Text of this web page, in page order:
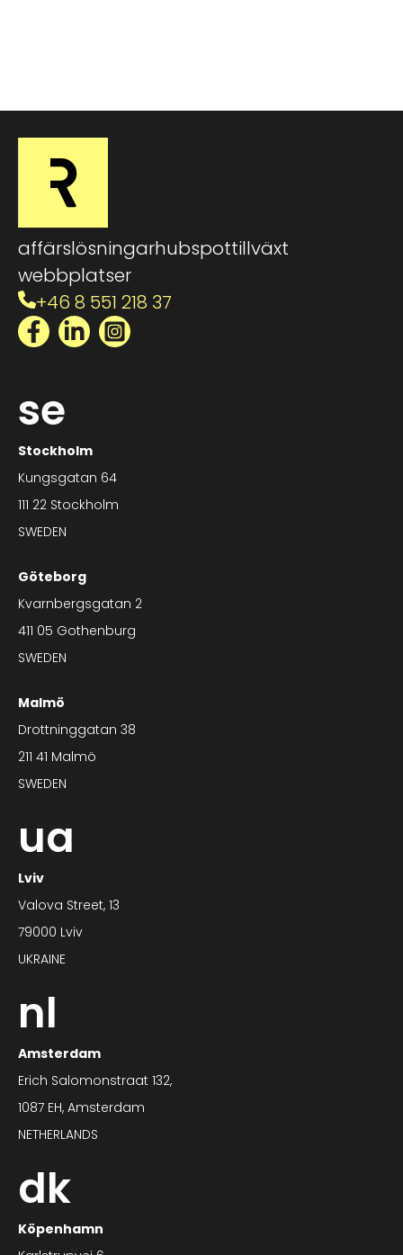
affärslösningarhubspottillväxt
webbplatser
+46 8 551 218 37
Facebook
LinkedInInstagram
se
Stockholm
Kungsgatan 64
111 22 Stockholm
SWEDEN
Göteborg
Kvarnbergsgatan 2
411 05 Gothenburg
SWEDEN
Malmö
Drottninggatan 38
211 41 Malmö
SWEDEN
ua
Lviv
Valova Street, 13
79000 Lviv
UKRAINE
nl
Amsterdam
Erich Salomonstraat 132,
1087 EH, Amsterdam
NETHERLANDS
dk
Köpenhamn